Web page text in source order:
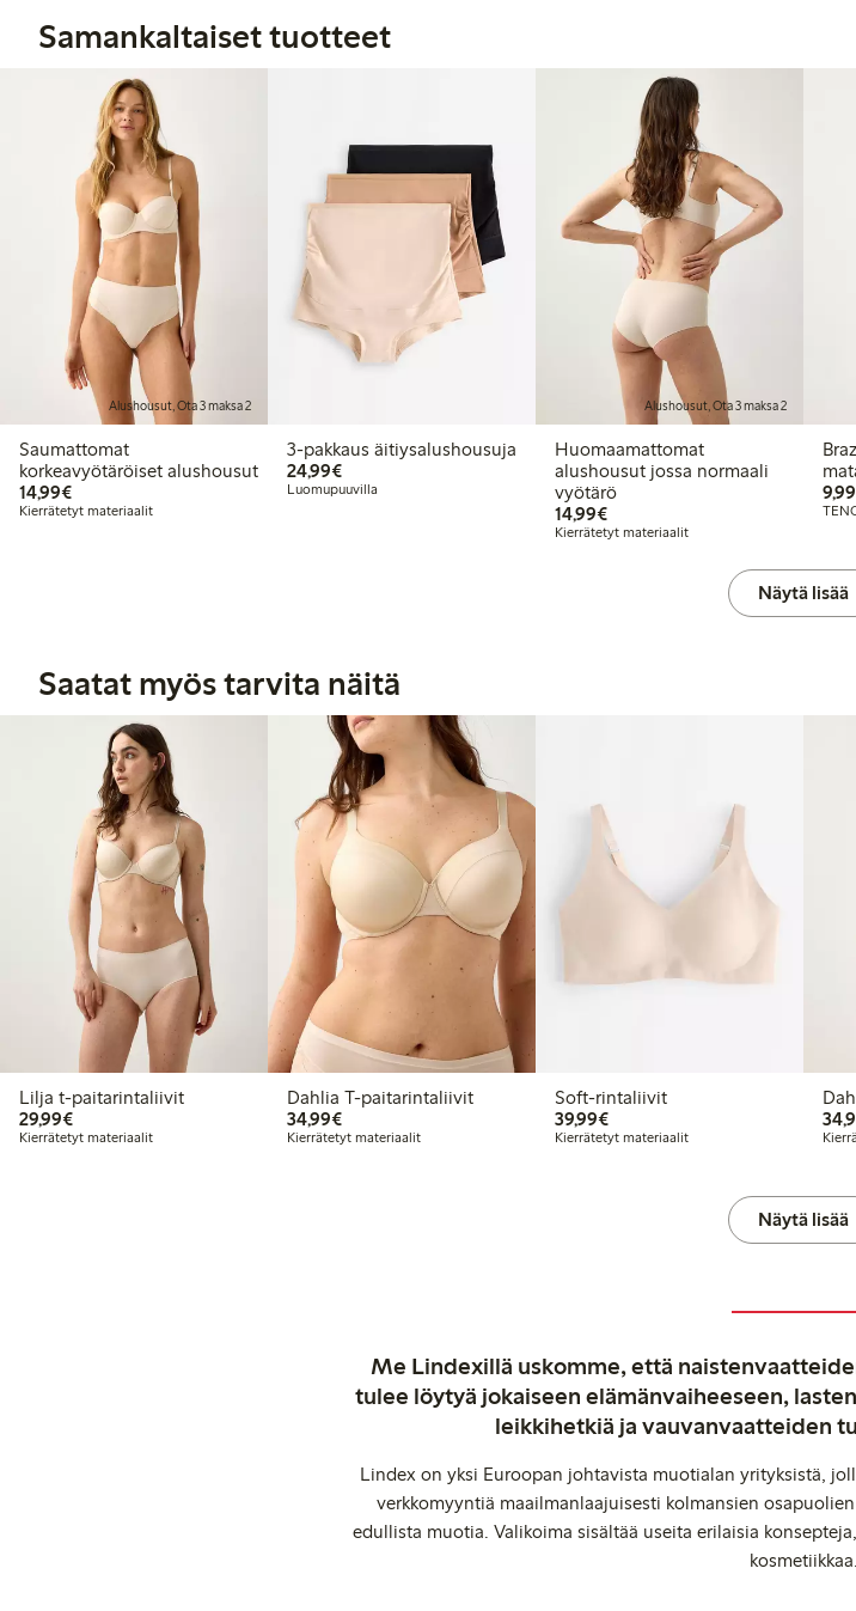
Samankaltaiset tuotteet
Alushousut, Ota 3 maksa 2
Saumattomat
korkeavyötäröiset alushousut
14,99€14,99 €
Kierrätetyt materiaalit
3-pakkaus äitiysalushousuja
24,99€24,99 €
Luomupuuvilla
Alushousut, Ota 3 maksa 2
Huomaamattomat
alushousut jossa normaali
vyötärö
14,99€14,99 €
Kierrätetyt materiaalit
Näytä lisää
Saatat myös tarvita näitä
Lilja t-paitarintaliivit
29,99€29,99 €
Kierrätetyt materiaalit
Dahlia T-paitarintaliivit
34,99€34,99 €
Kierrätetyt materiaalit
Soft-rintaliivit
39,99€39,99 €
Kierrätetyt materiaalit
Näytä lisää
Me Lindexillä uskomme, että
tulee löytyä jokaiseen elämänvaiheeseen,
leikkihetkiä ja vauvanvaatteiden
Lindex on yksi Euroopan johtavista muotialan yrityksistä,
verkkomyyntiä maailmanlaajuisesti kolmansien
edullista muotia. Valikoima sisältää useita erilaisia
kosmetiikkaa.